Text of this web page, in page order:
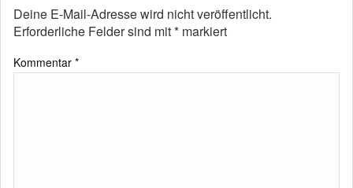
Deine E-Mail-Adresse wird nicht veröffentlicht.
Erforderliche Felder sind mit* markiert
Kommentar *